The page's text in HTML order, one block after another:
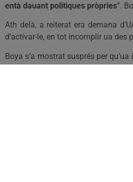
entà dauant politiques pròpries”.
Ath delà, a reiterat era demana
d’activar-le, en tot incomplir ua
Boya s’a mostrat susprés per